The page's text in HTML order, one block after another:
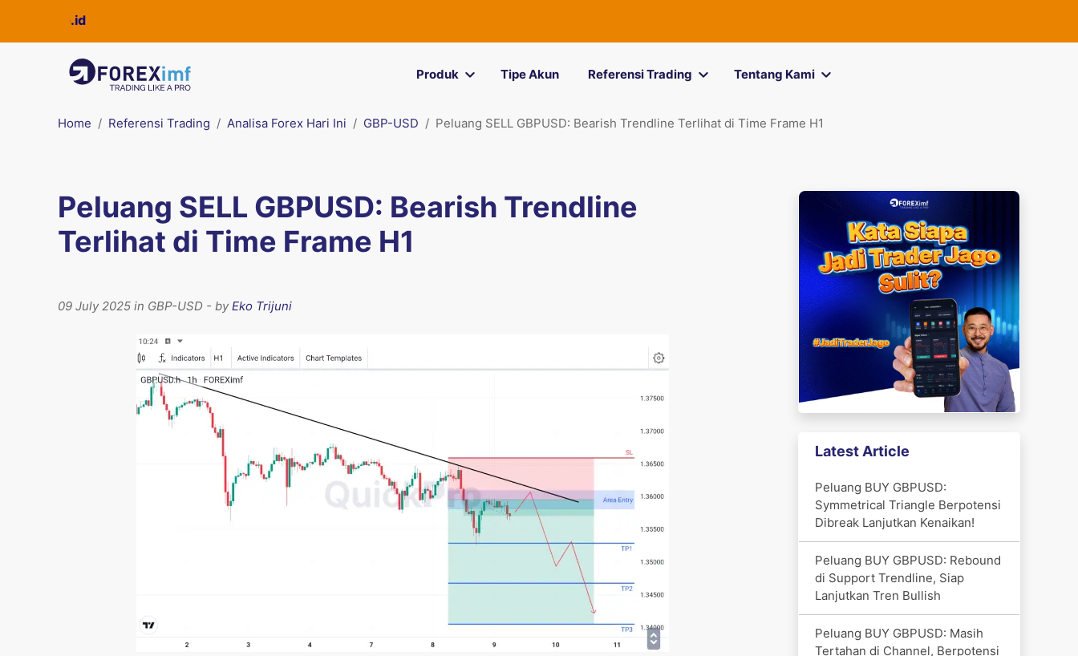
Produk Tipe Akun Referensi Trading Tentang Kami
Home Referensi Trading Analisa Forex Hari Ini GBP-USD Peluang SELL GBPUSD: Bearish Trendline Terlihat di Time Frame H1
Peluang SELL GBPUSD: Bearish Trendline
Terlihat di Time Frame H1
09 July 2025 in GBP-USD - byEko Trijuni
Latest Article
Peluang BUY GBPUSD:
Symmetrical Triangle Berpotensi
Dibreak Lanjutkan Kenaikan!
Peluang BUY GBPUSD: Rebound
di Support Trendline, Siap
Lanjutkan Tren Bullish
Peluang BUY GBPUSD: Masih
Tertahan di Channel, Berpotensi